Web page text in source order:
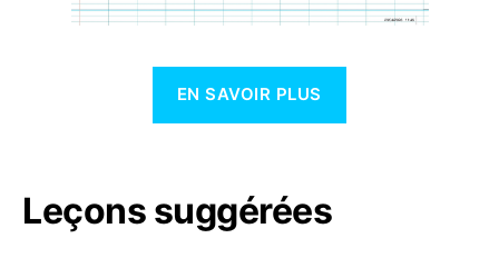
EN SAVOIR PLUS
Leçons suggérées